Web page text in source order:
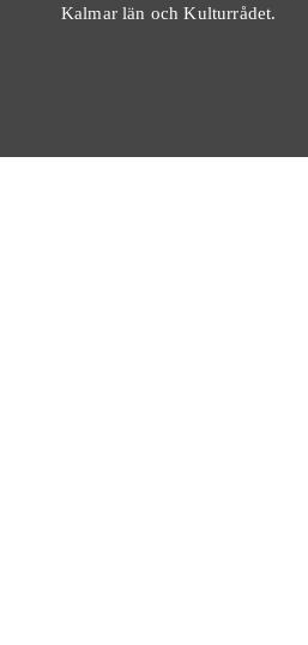
Kalmar län och Kulturrådet.